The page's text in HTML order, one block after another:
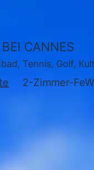
CANNES
Tennis, Golf,
2-Zimmer-